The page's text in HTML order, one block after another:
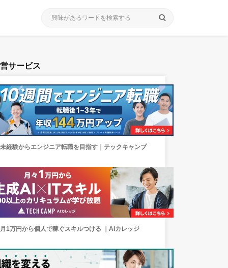
search
サービス
未経験からエンジニア転職を目指す｜テックキャンプ
月1万円から個人で稼ぐスキルつける ｜AIカレッジ